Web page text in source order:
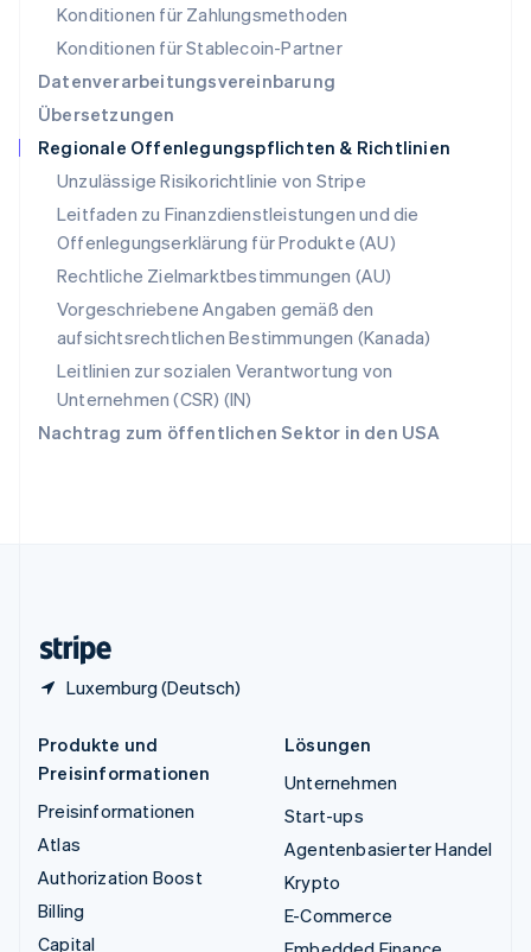
Konditionen für Zahlungsmethoden
Konditionen für Stablecoin-Partner
Datenverarbeitungsvereinbarung
Übersetzungen
Regionale Offenlegungspflichten & Richtlinien
Unzulässige Risikorichtlinie von Stripe
Leitfaden zu Finanzdienstleistungen und die
Offenlegungserklärung für Produkte (AU)
Rechtliche Zielmarktbestimmungen (AU)
Vorgeschriebene Angaben gemäß den
aufsichtsrechtlichen Bestimmungen (Kanada)
Leitlinien zur sozialen Verantwortung von
Unternehmen (CSR) (IN)
Nachtrag zum öffentlichen Sektor in den USA
Luxemburg (Deutsch)
Deutsch Français Italiano English
Singapur
Slowakei
English
Slowenien
English Italiano
Sonderverwaltungsregion Hongkong,
China
English简体中文
Spanien
Thailand
ไทยEnglish
Tschechische Republik
English
English
Produkte und
Preisinformationen
Preisinformationen
Atlas
Authorization Boost
Billing
Capital
Lösungen
Unternehmen
Start-ups
Agentenbasierter Handel
Krypto
E-Commerce